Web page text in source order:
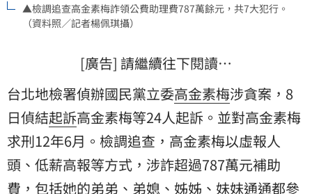
▲檢調追查高金素梅詐領公費助理費787萬餘元，共7大犯行。
（資料照／記者楊佩琪攝）
[廣告] 請繼續往下閱讀…
台北地檢署偵辦國民黨立委高金素梅涉貪案，8
日偵結起訴高金素梅等24人起訴。並對高金素梅
求刑12年6月。檢調追查，高金素梅以虛報人
頭、低薪高報等方式，涉詐超過787萬元補助
費，包括她的弟弟、弟媳、姊姊、妹妹通通都參